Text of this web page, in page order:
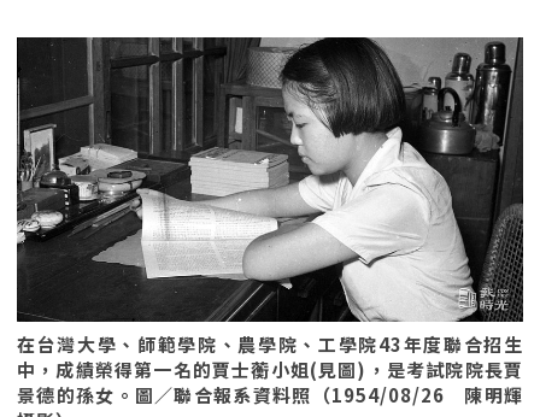
在台灣大學、師範學院、農學院、工學院43年度聯合招生
中，成績榮得第一名的賈士蘅小姐(見圖)，是考試院院長賈
景德的孫女。圖／聯合報系資料照（1954/08/26 陳明輝